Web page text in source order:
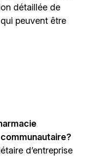
détaillée de
peuvent être
d’entreprise